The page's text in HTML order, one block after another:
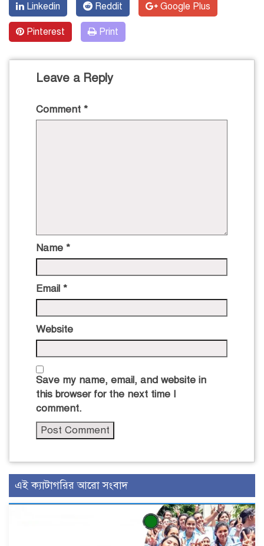
Linkedin Reddit Google Plus
Pinterest Print
Leave a Reply
Comment *
Name *
Email *
Website
Save my name, email, and website in
this browser for the next time I
comment.
এই ক্যাটাগরির আরো সংবাদ